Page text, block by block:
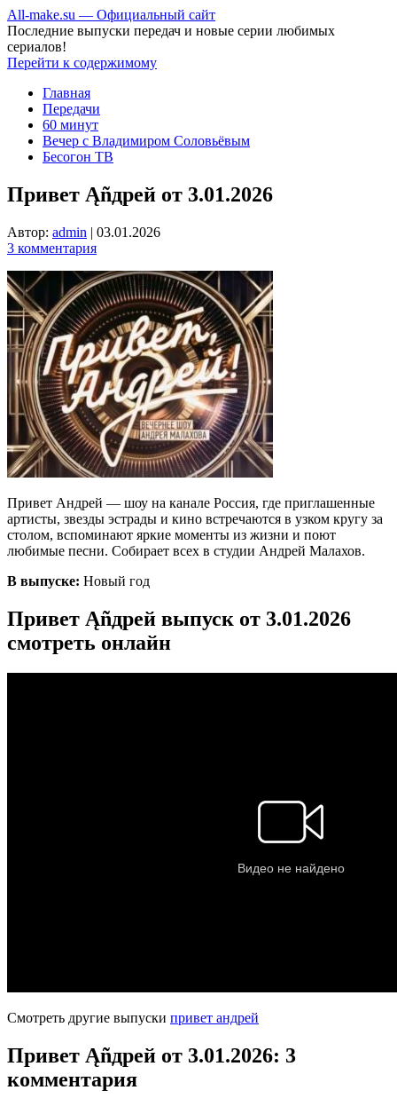
All-make.su — Официальный сайт
Последние выпуски передач и новые серии любимых
сериалов!
Перейти к содержимому
Главная
Передачи
60 минут
Вечер с Владимиром Соловьёвым
Бесогон ТВ
Привет Ąñдpей от 3.01.2026
Автор: admin | 03.01.2026
3 комментария
Привет Андрей — шоу на канале Россия, где приглашенные
артисты, звезды эстрады и кино встречаются в узком кругу за
столом, вспоминают яркие моменты из жизни и поют
любимые песни. Собирает всех в студии Андрей Малахов.
В выпуске: Новый год
Привет Ąñдpей выпуск от 3.01.2026
смотреть онлайн
Смотреть другие выпуски привет андрей
Привет Ąñдpей от 3.01.2026: 3
комментария